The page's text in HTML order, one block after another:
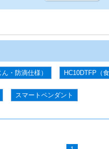
・防滴仕様） HC10DTFP（
スマートペンダント